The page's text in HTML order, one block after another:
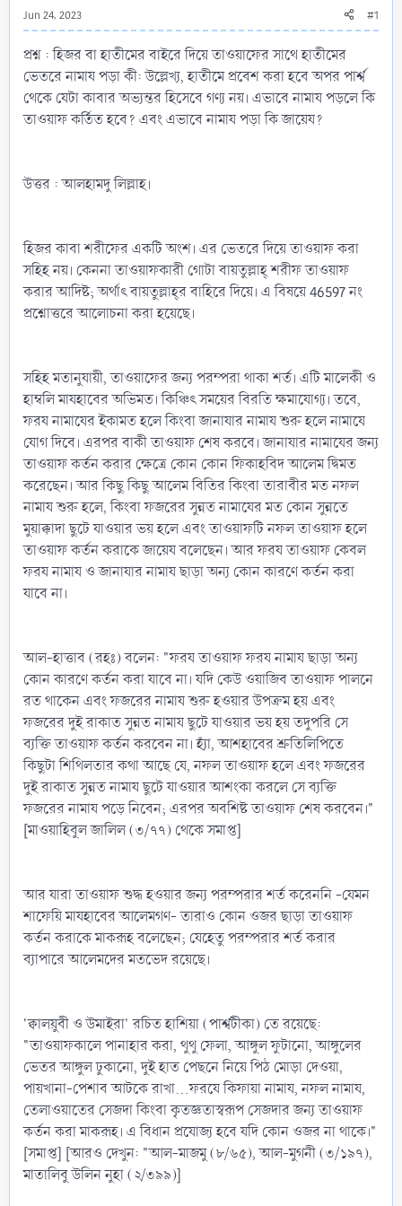
Jun 24, 2023 #1
প্রশ্ন : হিজর বা হাতীমের বাইরে দিয়ে তাওয়াফের সাথে হাতীমের
ভেতরে নামায পড়া কী: উল্লেখ্য, হাতীমে প্রবেশ করা হবে অপর পার্শ্ব
থেকে যেটা কাবার অভ্যন্তর হিসেবে গণ্য নয়। এভাবে নামায পড়লে কি
তাওয়াফ কর্তিত হবে? এবং এভাবে নামায পড়া কি জায়েয?
উত্তর : আলহামদু লিল্লাহ।
হিজর কাবা শরীফের একটি অংশ। এর ভেতরে দিয়ে তাওয়াফ করা
সহিহ নয়। কেননা তাওয়াফকারী গোটা বায়তুল্লাহ্‌ শরীফ তাওয়াফ
করার আদিষ্ট; অর্থাৎ বায়তুল্লাহ্‌র বাহিরে দিয়ে। এ বিষয়ে 46597 নং
প্রশ্নোত্তরে আলোচনা করা হয়েছে।
সহিহ মতানুযায়ী, তাওয়াফের জন্য পরম্পরা থাকা শর্ত। এটি মালেকী ও
হাম্বলি মাযহাবের অভিমত। কিঞ্চিৎ সময়ের বিরতি ক্ষমাযোগ্য। তবে,
ফরয নামাযের ইকামত হলে কিংবা জানাযার নামায শুরু হলে নামাযে
যোগ দিবে। এরপর বাকী তাওয়াফ শেষ করবে। জানাযার নামাযের জন্য
তাওয়াফ কর্তন করার ক্ষেত্রে কোন কোন ফিকাহবিদ আলেম দ্বিমত
করেছেন। আর কিছু কিছু আলেম বিতির কিংবা তারাবীর মত নফল
নামায শুরু হলে, কিংবা ফজরের সুন্নত নামাযের মত কোন সুন্নতে
মুয়াক্কাদা ছুটে যাওয়ার ভয় হলে এবং তাওয়াফটি নফল তাওয়াফ হলে
তাওয়াফ কর্তন করাকে জায়েয বলেছেন। আর ফরয তাওয়াফ কেবল
ফরয নামায ও জানাযার নামায ছাড়া অন্য কোন কারণে কর্তন করা
যাবে না।
আল-হাত্তাব (রহঃ) বলেন: "ফরয তাওয়াফ ফরয নামায ছাড়া অন্য
কোন কারণে কর্তন করা যাবে না। যদি কেউ ওয়াজিব তাওয়াফ পালনে
রত থাকেন এবং ফজরের নামায শুরু হওয়ার উপক্রম হয় এবং
ফজরের দুই রাকাত সুন্নত নামায ছুটে যাওয়ার ভয় হয় তদুপরি সে
ব্যক্তি তাওয়াফ কর্তন করবেন না। হ্যাঁ, আশহাবের শ্রুতিলিপিতে
কিছুটা শিথিলতার কথা আছে যে, নফল তাওয়াফ হলে এবং ফজরের
দুই রাকাত সুন্নত নামায ছুটে যাওয়ার আশংকা করলে সে ব্যক্তি
ফজরের নামায পড়ে নিবেন; এরপর অবশিষ্ট তাওয়াফ শেষ করবেন।"
[মাওয়াহিবুল জালিল (৩/৭৭) থেকে সমাপ্ত]
আর যারা তাওয়াফ শুদ্ধ হওয়ার জন্য পরম্পরার শর্ত করেননি -যেমন
শাফেয়ি মাযহাবের আলেমগণ- তারাও কোন ওজর ছাড়া তাওয়াফ
কর্তন করাকে মাকরূহ বলেছেন; যেহেতু পরম্পরার শর্ত করার
ব্যাপারে আলেমদের মতভেদ রয়েছে।
'ক্বালয়ুবী ও উমাইরা' রচিত হাশিয়া (পার্শ্বটীকা) তে রয়েছে:
"তাওয়াফকালে পানাহার করা, থুথু ফেলা, আঙ্গুল ফুটানো, আঙ্গুলের
ভেতর আঙ্গুল ঢুকানো, দুই হাত পেছনে নিয়ে পিঠ মোড়া দেওয়া,
পায়খানা-পেশাব আটকে রাখা...ফরযে কিফায়া নামায, নফল নামায,
তেলাওয়াতের সেজদা কিংবা কৃতজ্ঞতাস্বরূপ সেজদার জন্য তাওয়াফ
কর্তন করা মাকরূহ। এ বিধান প্রযোজ্য হবে যদি কোন ওজর না থাকে।"
[সমাপ্ত] [আরও দেখুন: "আল-মাজমু (৮/৬৫), আল-মুগনী (৩/১৯৭),
মাতালিবু উলিন নুহা (২/৩৯৯)]